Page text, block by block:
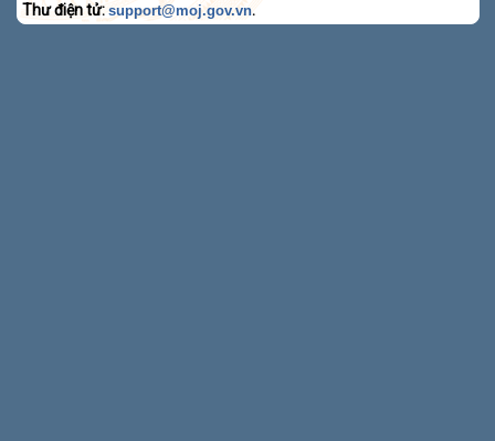
Thư điện tử: support@moj.gov.vn.